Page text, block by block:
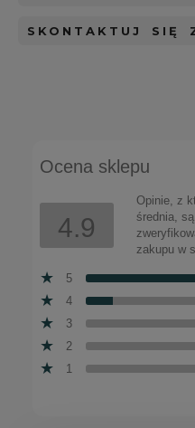
SKONTAKTUJ SIĘ
Ocena sklepu
4.9
Opinie, z
średnia,
zakupu w
5
4
3
2
1